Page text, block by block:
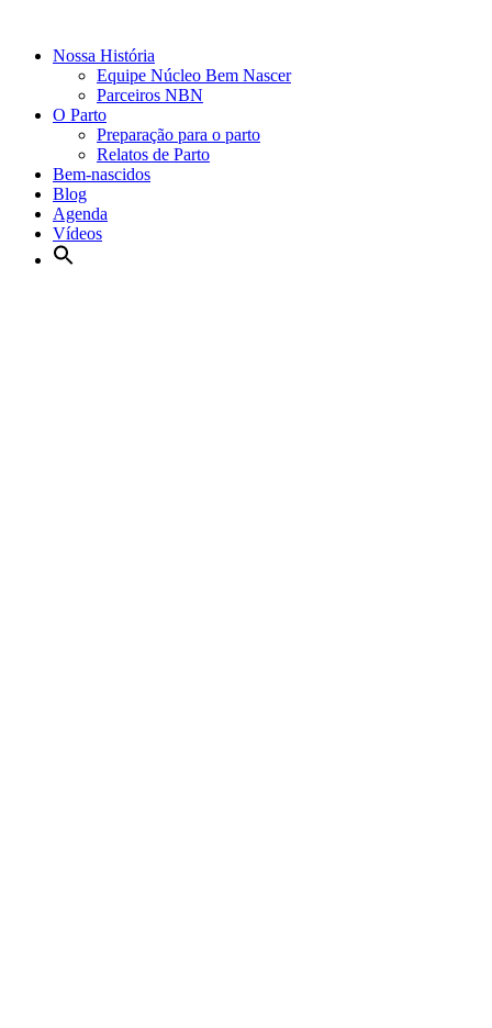
Nossa História
Equipe Núcleo Bem Nascer
Parceiros NBN
O Parto
Preparação para o parto
Relatos de Parto
Bem-nascidos
Blog
Agenda
Vídeos